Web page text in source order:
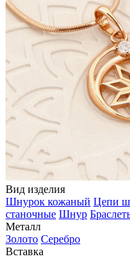
Вид изделия
Шнурок кожаный Цепи
станочные Шнур
Металл
Золото Серебро
Вставка